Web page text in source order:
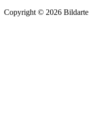
Copyright © 2026 Bildarte